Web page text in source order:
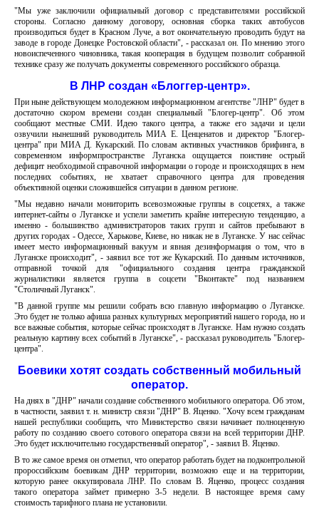
"Мы уже заключили официальный договор с представителями российской
стороны. Согласно данному договору, основная сборка таких автобусов
производиться будет в Красном Луче, а вот окончательную проводить будут на
заводе в городе Донецке Ростовской области", - рассказал он. По мнению этого
новоиспеченного чиновника, такая кооперация в будущем позволит собранной
технике сразу же получать документы современного российского образца.
В ЛНР создан «Блоггер-центр».
При ныне действующем молодежном информационном агентстве "ЛНР" будет в
достаточно скором времени создан специальный "Блогер-центр". Об этом
сообщают местные СМИ. Идею такого центра, а также его задачи и цели
озвучили нынешний руководитель МИА Е. Ценценатов и директор "Блогер-
центра" при МИА Д. Кукарский. По словам активных участников брифинга, в
современном информпространстве Луганска ощущается поистине острый
дефицит необходимой справочной информации о городе и происходящих в нем
последних событиях, не хватает справочного центра для проведения
объективной оценки сложившейся ситуации в данном регионе.
"Мы недавно начали мониторить всевозможные группы в соцсетях, а также
интернет-сайты о Луганске и успели заметить крайне интересную тенденцию, а
именно - большинство администраторов таких групп и сайтов пребывают в
других городах - Одессе, Харькове, Киеве, но никак не в Луганске. У нас сейчас
имеет место информационный вакуум и явная дезинформация о том, что в
Луганске происходит", - заявил все тот же Кукарский. По данным источников,
отправной точкой для "официального создания центра гражданской
журналистики является группа в соцсети "Вконтакте" под названием
"Столичный Луганск".
"В данной группе мы решили собрать всю главную информацию о Луганске.
Это будет не только афиша разных культурных мероприятий нашего города, но и
все важные события, которые сейчас происходят в Луганске. Нам нужно создать
реальную картину всех событий в Луганске", - рассказал руководитель "Блогер-
центра".
Боевики хотят создать собственный мобильный
оператор.
На днях в "ДНР" начали создание собственного мобильного оператора. Об этом,
в частности, заявил т. н. министр связи "ДНР" В. Яценко. "Хочу всем гражданам
нашей республики сообщить, что Министерство связи начинает полноценную
работу по созданию своего сотового оператора связи на всей территории ДНР.
Это будет исключительно государственный оператор", - заявил В. Яценко.
В то же самое время он отметил, что оператор работать будет на подконтрольной
пророссийским боевикам ДНР территории, возможно еще и на территории,
которую ранее оккупировала ЛНР. По словам В. Яценко, процесс создания
такого оператора займет примерно 3-5 недели. В настоящее время саму
стоимость тарифного плана не установили.